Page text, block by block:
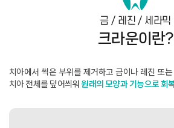
금 / 레진 / 세라믹
크라운이란?
치아에서 썩은 부위를 제거하고 금이나 레진 또
치아 전체를 덮어씌워원래의 모양과 기능으로 회